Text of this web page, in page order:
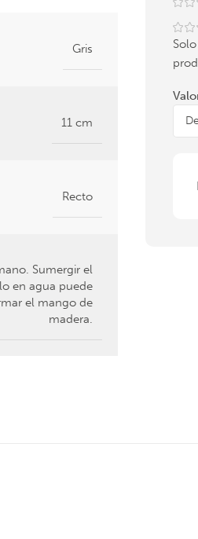
Gris
11 cm
Recto
Sumergir el
en agua puede
el mango de
madera.